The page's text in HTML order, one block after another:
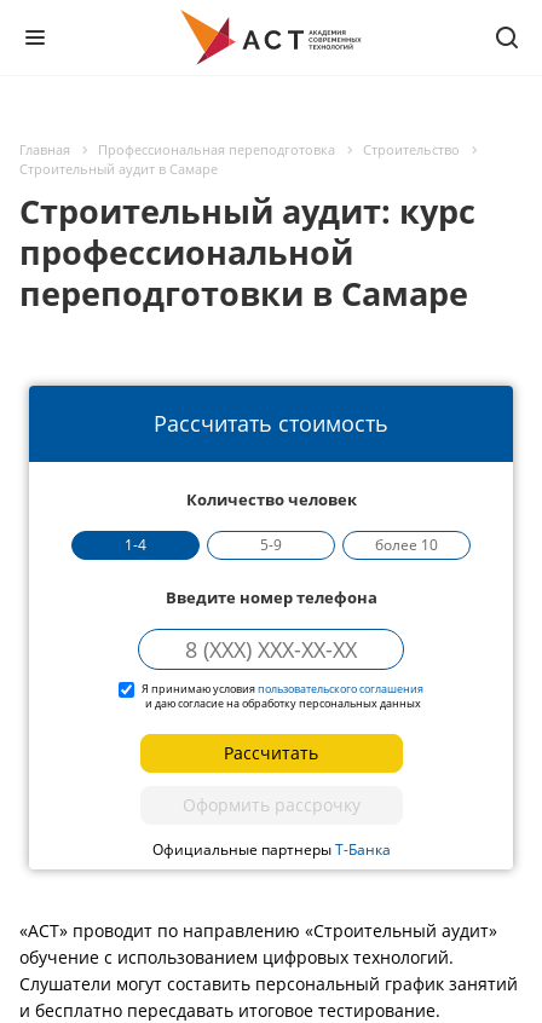
Главная Профессиональная переподготовка
Строительство
Строительный аудит в Самаре
Строительный аудит: курс
профессиональной
переподготовки в Самаре
Рассчитать стоимость
Количество человек
1-4 5-9 более 10
Введите номер телефона
Я принимаю условияпользовательского соглашения
и даю согласие на обработку персональных данных
Рассчитать
Оформить рассрочку
Официальные партнерыТ-Банка
«АСТ» проводит по направлению «Строительный аудит»
обучение с использованием цифровых технологий.
Слушатели могут составить персональный график занятий
и бесплатно пересдавать итоговое тестирование.